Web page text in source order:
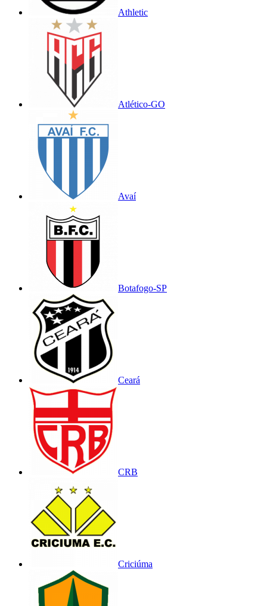
Athletic
Atlético-GO
Avaí
Botafogo-SP
Ceará
CRB
Criciúma